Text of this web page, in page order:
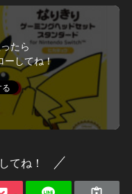
たら
ーしてね！
てね！